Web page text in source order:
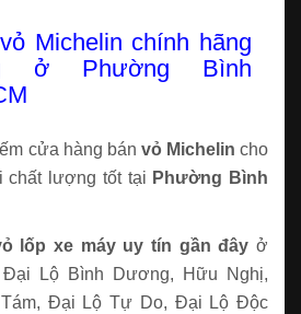
Michelin chính hãng
ở Phường Bình
cửa hàng bán vỏ Michelin cho
chất lượng tốt tại Phường Bình
lốp xe máy uy tín gần đây ở
Đại Lộ Bình Dương, Hữu Nghị,
Tám, Đại Lộ Tự Do, Đại Lộ Độc